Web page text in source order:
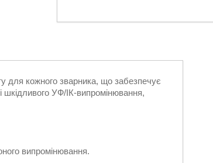
для кожного зварника, що забезпечує
шкідливого УФ/ІК-випромінювання,
випромінювання.